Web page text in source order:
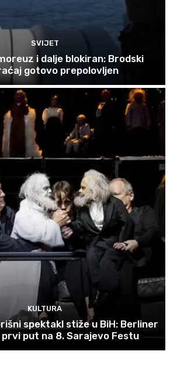
SVIJET
i dalje blokiran: Brodski
gotovo prepolovljen
KULTURA
spektakl stiže u BiH: Berliner
prvi put na 8. Sarajevo Festu